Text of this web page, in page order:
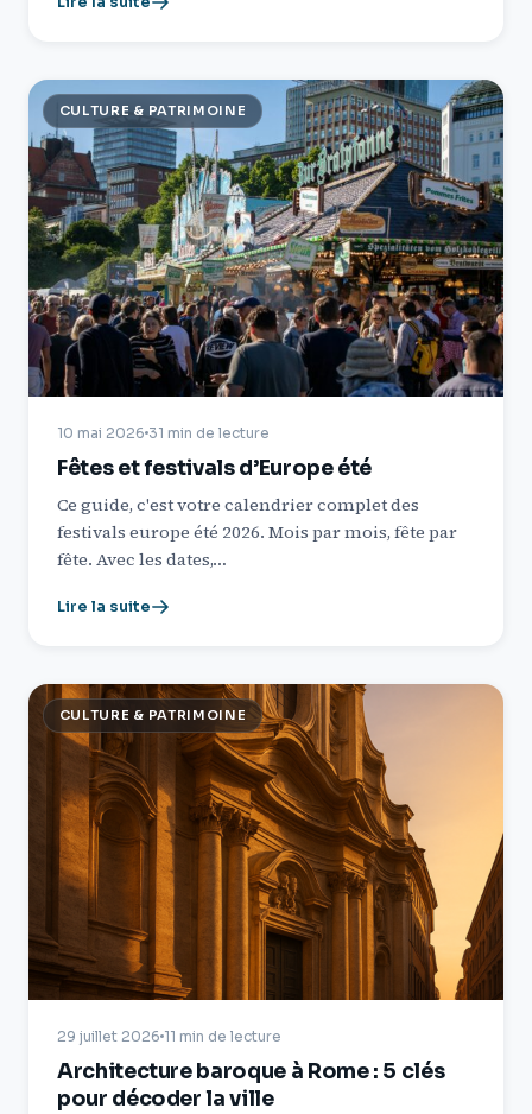
CULTURE & PATRIMOINE
10 mai 2026 31 min de lecture
Fêtes et festivals d’Europe été
Ce guide, c'est votre calendrier complet des
festivals europe été 2026. Mois par mois, fête par
fête. Avec les dates,…
Lire la suite
CULTURE & PATRIMOINE
29 juillet 2026 11 min de lecture
Architecture baroque à Rome : 5 clés
pour décoder la ville